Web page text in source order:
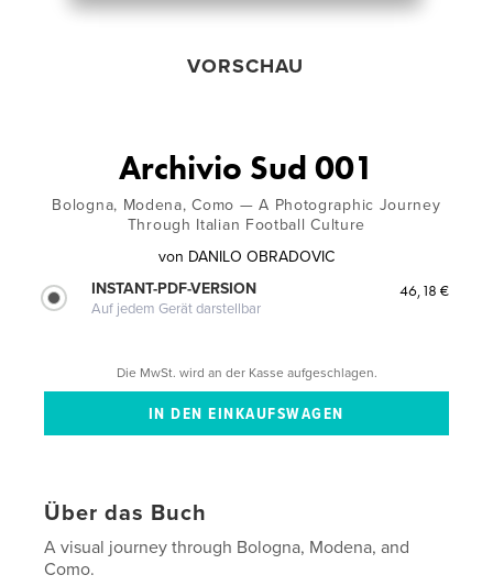
VORSCHAU
Archivio Sud 001
Bologna, Modena, Como — A Photographic Journey
Through Italian Football Culture
von DANILO OBRADOVIC
INSTANT-PDF-VERSION
Auf jedem Gerät darstellbar
46,18 €
Die MwSt. wird an der Kasse aufgeschlagen.
Über das Buch
A visual journey through Bologna, Modena, and
Como.